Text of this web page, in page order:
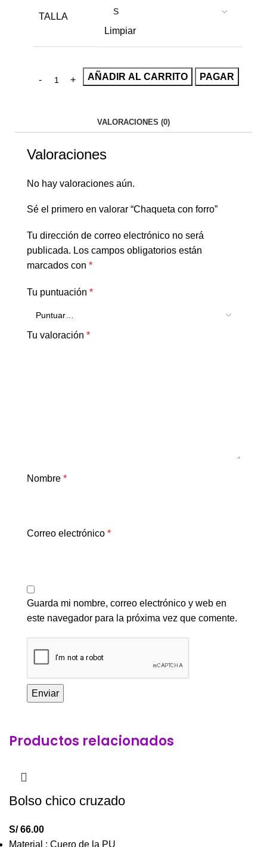
TALLA
Limpiar
AÑADIR AL CARRITO PAGAR
VALORACIONES (0)
Valoraciones
No hay valoraciones aún.
Sé el primero en valorar “Chaqueta con forro”
Tu dirección de correo electrónico no será
publicada. Los campos obligatorios están
marcados con *
Tu puntuación *
Tu valoración *
Nombre *
Correo electrónico *
Guarda mi nombre, correo electrónico y web en
este navegador para la próxima vez que comente.
Productos relacionados
Bolso chico cruzado
S/66.00
Material : Cuero de la PU